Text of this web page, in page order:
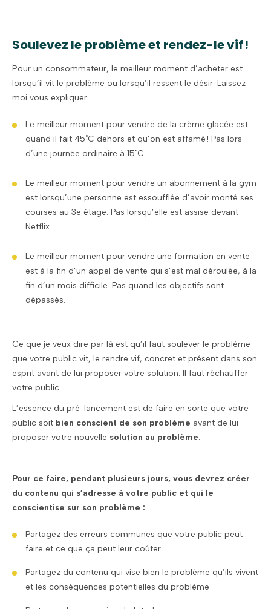
Soulevez le problème et rendez-le vif !
Pour un consommateur, le meilleur moment d’acheter est
lorsqu’il vit le problème ou lorsqu’il ressent le désir. Laissez-
moi vous expliquer.
Le meilleur moment pour vendre de la crème glacée est
quand il fait 45˚C dehors et qu’on est affamé ! Pas lors
d’une journée ordinaire à 15˚C.
Le meilleur moment pour vendre un abonnement à la gym
est lorsqu’une personne est essoufflée d’avoir monté ses
courses au 3e étage. Pas lorsqu’elle est assise devant
Netflix.
Le meilleur moment pour vendre une formation en vente
est à la fin d’un appel de vente qui s’est mal déroulée, à la
fin d’un mois difficile. Pas quand les objectifs sont
dépassés.
Ce que je veux dire par là est qu’il faut soulever le problème
que votre public vit, le rendre vif, concret et présent dans son
esprit avant de lui proposer votre solution. Il faut réchauffer
votre public.
L’essence du pré-lancement est de faire en sorte que votre
public soit bien conscient de son problème avant de lui
proposer votre nouvelle solution au problème.
Pour ce faire, pendant plusieurs jours, vous devrez créer
du contenu qui s’adresse à votre public et qui le
conscientise sur son problème :
Partagez des erreurs communes que votre public peut
faire et ce que ça peut leur coûter
Partagez du contenu qui vise bien le problème qu’ils vivent
et les conséquences potentielles du problème